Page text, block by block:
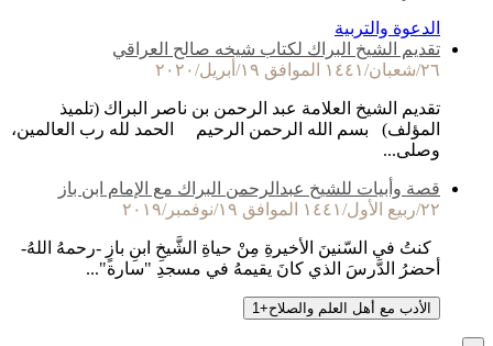
الدعوة والتربية
تقديم الشيخ البراك لكتاب شيخه صالح العراقي
٢٦/شعبان/١٤٤١ الموافق ١٩/أبريل/٢٠٢٠
تقديم الشيخ العلامة عبد الرحمن بن ناصر البراك (تلميذ
المؤلف) بسم الله الرحمن الرحيم الحمد لله رب العالمين،
وصلى...
قصة وأبيات للشيخ عبدالرحمن البراك مع الإمام ابن باز
٢٢/ربيع الأول/١٤٤١ الموافق ١٩/نوفمبر/٢٠١٩
كنتُ في السّنينَ الأخيرةِ مِنْ حياةِ الشَّيخِ ابنِ بازٍ -رحمهُ اللهُ-
أحضرُ الدَّرسَ الذي كانَ يقيمهُ في مسجدِ "سارة"...
الأدب مع أهل العلم والصلاح+
1